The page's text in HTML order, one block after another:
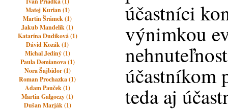
Matej Kurian (1)
Martin Šrámek (1)
Jakub Mandelík (1)
Katarína Dudíková (1)
Dávid Kozák (1)
Michal Jediný (1)
Paula Demianova (1)
Nora Šajbidor (1)
Roman Prochazka (1)
Adam Pauček (1)
Martin Galgoczy (1)
Dušan Marják (1)
účastníci
výnimkou
účastníkom
teda aj